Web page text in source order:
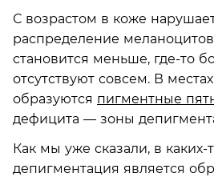
С возрастом в коже
распределение
становится меньше, где-то
отсутствуют совсем. В
образуются пигментные
дефицита — зоны
Как мы уже сказали, в каких-
депигментация является